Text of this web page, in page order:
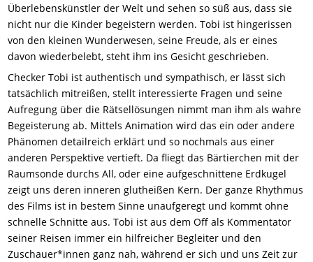
Überlebenskünstler der Welt und sehen so süß aus, dass sie
nicht nur die Kinder begeistern werden. Tobi ist hingerissen
von den kleinen Wunderwesen, seine Freude, als er eines
davon wiederbelebt, steht ihm ins Gesicht geschrieben.
Checker Tobi ist authentisch und sympathisch, er lässt sich
tatsächlich mitreißen, stellt interessierte Fragen und seine
Aufregung über die Rätsellösungen nimmt man ihm als wahre
Begeisterung ab. Mittels Animation wird das ein oder andere
Phänomen detailreich erklärt und so nochmals aus einer
anderen Perspektive vertieft. Da fliegt das Bärtierchen mit der
Raumsonde durchs All, oder eine aufgeschnittene Erdkugel
zeigt uns deren inneren glutheißen Kern. Der ganze Rhythmus
des Films ist in bestem Sinne unaufgeregt und kommt ohne
schnelle Schnitte aus. Tobi ist aus dem Off als Kommentator
seiner Reisen immer ein hilfreicher Begleiter und den
Zuschauer*innen ganz nah, während er sich und uns Zeit zur